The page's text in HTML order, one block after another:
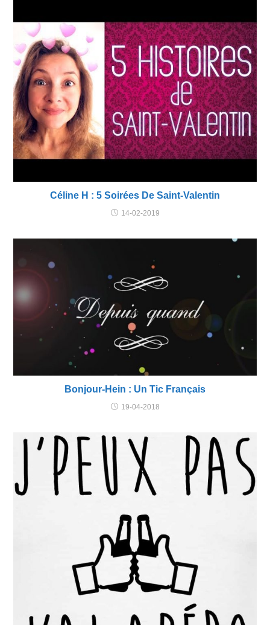
Céline H : 5 Soirées De Saint-Valentin
14-02-2019
Bonjour-Hein : Un Tic Français
19-04-2018